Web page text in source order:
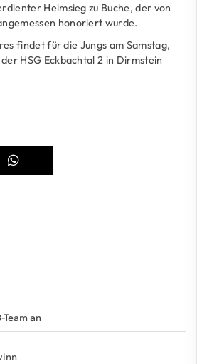
Heimsieg zu Buche, der von
honoriert wurde.
findet für die Jungs am Samstag,
der HSG Eckbachtal 2 in Dirmstein
an